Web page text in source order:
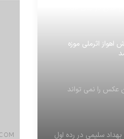
عکس را نمی تواند
سلیمی در رده اول